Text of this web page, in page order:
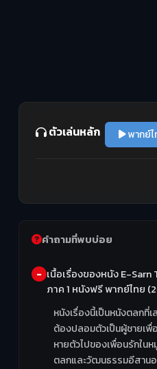
ตัวเล่นหลัก พากย์
คำถามที่พบบ่อย
เนื้อเรื่องของหนัง E-
ภาค 1 หนังฟรี พากย์ไทย
หนังเรื่องนี้เป็นหนังตลกที่
ต้องปลอมตัวเป็นผู้ชายเพื่
หายตัวไปของเพื่อนรักใน
ตลกและวัฒนธรรมอีสานอ